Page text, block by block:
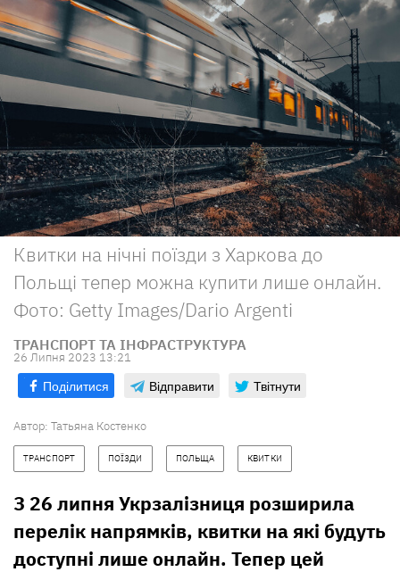
Квитки на нічні поїзди з Харкова до
Польщі тепер можна купити лише онлайн.
Фото: Getty Images/Dario Argenti
ТРАНСПОРТ ТА ІНФРАСТРУКТУРА
26 Липня 2023 13:21
Поділитися Відправити Твітнути
Автор: Татьяна Костенко
ТРАНСПОРТ ПОЇЗДИ ПОЛЬЩА КВИТКИ
З 26 липня Укрзалізниця розширила
перелік напрямків, квитки на які будуть
доступні лише онлайн. Тепер цей